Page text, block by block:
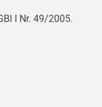
I Nr. 49/2005.